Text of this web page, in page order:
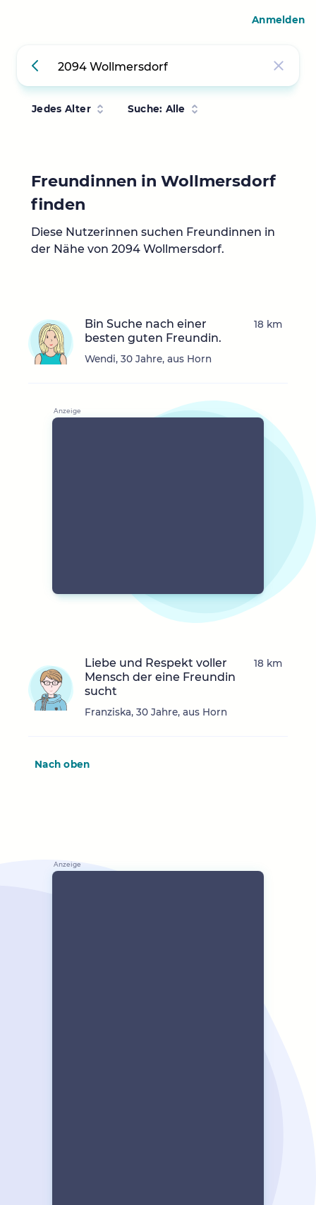
Jedes Alter Suche: Alle
Freundinnen in Wollmersdorf
finden
Diese Nutzerinnen suchen Freundinnen in
der Nähe von 2094 Wollmersdorf.
Bin Suche nach einer
besten guten Freundin.
Wendi, 30 Jahre, aus Horn
18 km
Liebe und Respekt voller
Mensch der eine Freundin
sucht
Franziska, 30 Jahre, aus Horn
18 km
Nach oben
Anmelden